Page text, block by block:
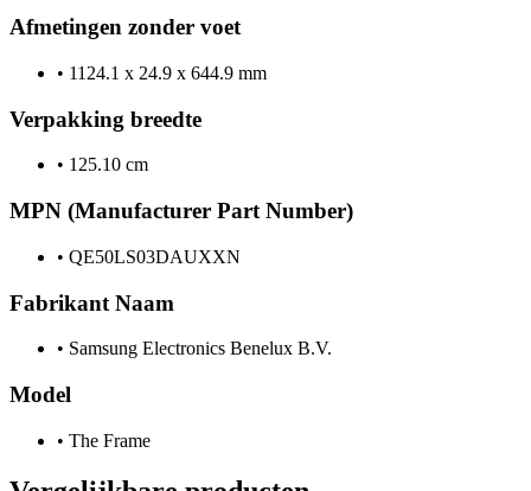
Afmetingen zonder voet
• 1124.1 x 24.9 x 644.9 mm
Verpakking breedte
• 125.10 cm
MPN (Manufacturer Part Number)
• QE50LS03DAUXXN
Fabrikant Naam
• Samsung Electronics Benelux B.V.
Model
• The Frame